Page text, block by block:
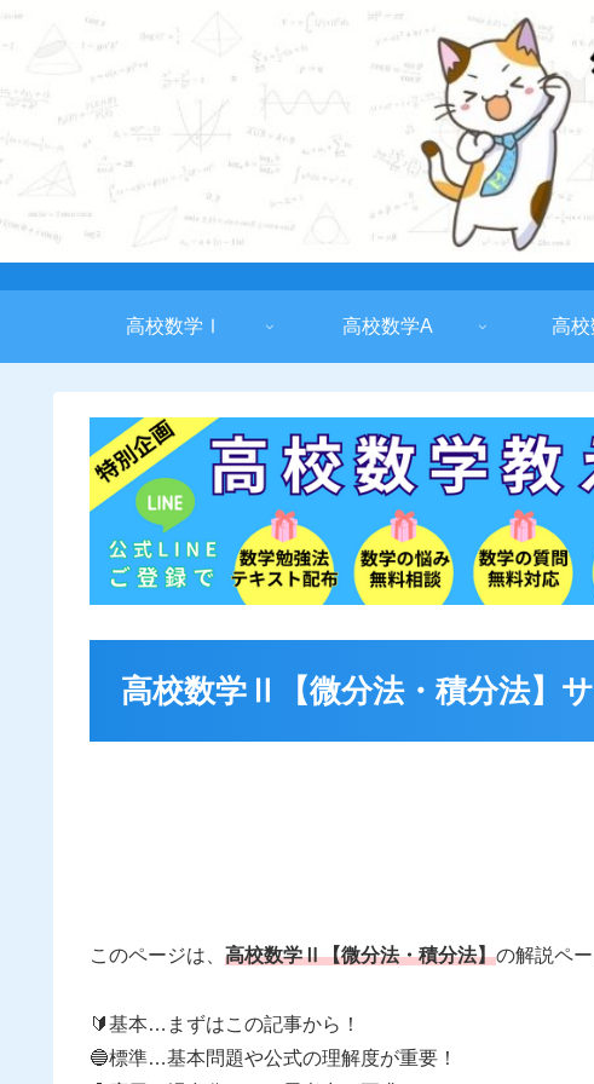
高校数学Ⅰ 高校数学A 高
高校数学Ⅱ【微分法・積分法】
このページは、 高校数学Ⅱ【微分法・積分法】の解説ペー
🔰基本…まずはこの記事から！
🔵標準…基本問題や公式の理解度が重要！